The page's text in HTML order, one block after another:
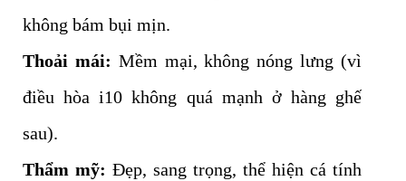
không bám bụi mịn.
Thoải mái: Mềm mại, không nóng lưng (vì
điều hòa i10 không quá mạnh ở hàng ghế
sau).
Thẩm mỹ: Đẹp, sang trọng, thể hiện cá tính